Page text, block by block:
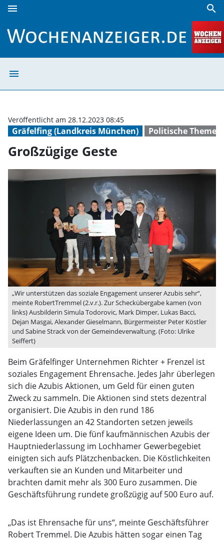
menu search
menu
Gräfelfing (Landkreis München) Politische Themen
Veröffentlicht am 28.12.2023 08:45
Großzügige Geste
„Wir unterstützen das soziale Engagement unserer Azubis sehr“,
meinte RobertTremmel (2.v.r.). Zur Scheckübergabe kamen (von
links) Ausbilderin Simula Todorovic, Mark Dimper, Lukas Bacci,
Dejan Masgai, Alexander Gieselmann, Bürgermeister Peter Köstler
und Sabine Strack von der Gemeindeverwaltung. (Foto: Ulrike
Seiffert)
Beim Gräfelfinger Unternehmen Richter + Frenzel ist
soziales Engagement Ehrensache. Jedes Jahr überlegen
sich die Azubis Aktionen, um Geld für einen guten
Zweck zu sammeln. Die Aktionen sind stets dezentral
organisiert. Die Azubis in den rund 186
Niederlassungen an 42 Standorten setzen jeweils
eigene Ideen um. Die fünf kaufmännischen Azubis der
Hauptniederlassung im Lochhamer Gewerbegebiet
einigten sich aufs Plätzchenbacken. Die Köstlichkeiten
verkauften sie an Kunden und Mitarbeiter und
brachten damit mehr als 300 Euro zusammen. Die
Geschäftsführung rundete großzügig auf 500 Euro auf.
„Das ist Ehrensache für uns“, meinte Geschäftsführer
Robert Tremmel. Die Azubis hätten sogar einen Tag